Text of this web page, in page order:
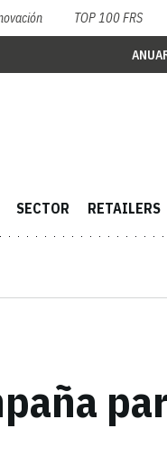
TOP 100 FRS
SECTOR RETAILERS